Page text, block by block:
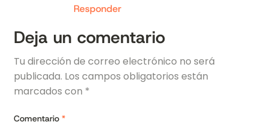
Responder
Deja un comentario
Tu dirección de correo electrónico no será
publicada. Los campos obligatorios están
marcados con *
Comentario *